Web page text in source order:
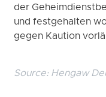
der
und festgehalten
gegen Kaution
Source: Hengaw